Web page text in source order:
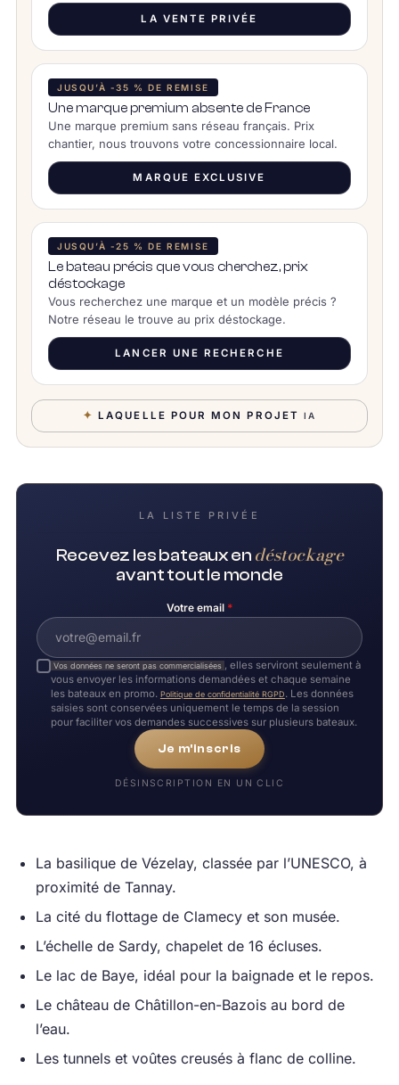
LA VENTE PRIVÉE
JUSQU’À -35 % DE REMISE
Une marque premium absente de France
Une marque premium sans réseau français. Prix
chantier, nous trouvons votre concessionnaire local.
MARQUE EXCLUSIVE
JUSQU’À -25 % DE REMISE
Le bateau précis que vous cherchez, prix
déstockage
Vous recherchez une marque et un modèle précis ?
Notre réseau le trouve au prix déstockage.
LANCER UNE RECHERCHE
✦ LAQUELLE POUR MON PROJET IA
LA LISTE PRIVÉE
Recevez les bateaux en déstockage
avant tout le monde
Votre email *
Vos données ne seront pas commercialisées , elles serviront seulement à
vous envoyer les informations demandées et chaque semaine
les bateaux en promo. Politique de confidentialité RGPD. Les données
saisies sont conservées uniquement le temps de la session
pour faciliter vos demandes successives sur plusieurs bateaux.
Je m'inscris
DÉSINSCRIPTION EN UN CLIC
La basilique de Vézelay, classée par l’UNESCO, à
proximité de Tannay.
La cité du flottage de Clamecy et son musée.
L’échelle de Sardy, chapelet de 16 écluses.
Le lac de Baye, idéal pour la baignade et le repos.
Le château de Châtillon-en-Bazois au bord de
l’eau.
Les tunnels et voûtes creusés à flanc de colline.